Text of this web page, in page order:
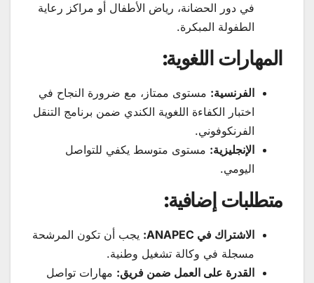
في دور الحضانة، رياض الأطفال أو مراكز رعاية
الطفولة المبكرة.
المهارات اللغوية:
الفرنسية: مستوى ممتاز، مع ضرورة النجاح في
اختبار الكفاءة اللغوية الكندي ضمن برنامج التنقل
الفرنكوفوني.
الإنجليزية: مستوى متوسط يكفي للتواصل
اليومي.
متطلبات إضافية:
الاشتراك في ANAPEC:
يجب أن تكون المرشحة
مسجلة في وكالة تشغيل وطنية.
القدرة على العمل ضمن فريق: مهارات تواصل